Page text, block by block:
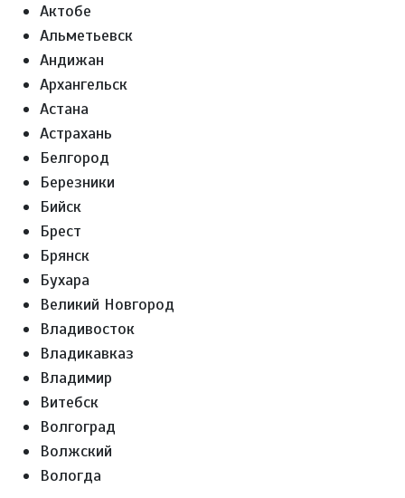
Актобе
Альметьевск
Андижан
Архангельск
Астана
Астрахань
Белгород
Березники
Бийск
Брест
Брянск
Бухара
Великий Новгород
Владивосток
Владикавказ
Владимир
Витебск
Волгоград
Волжский
Вологда